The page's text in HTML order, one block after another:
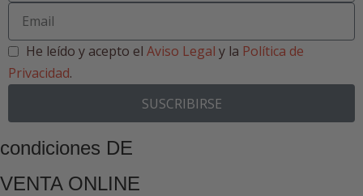
He leído y acepto el Aviso Legal y la Política de
Privacidad.
SUSCRIBIRSE
condiciones DE
VENTA ONLINE